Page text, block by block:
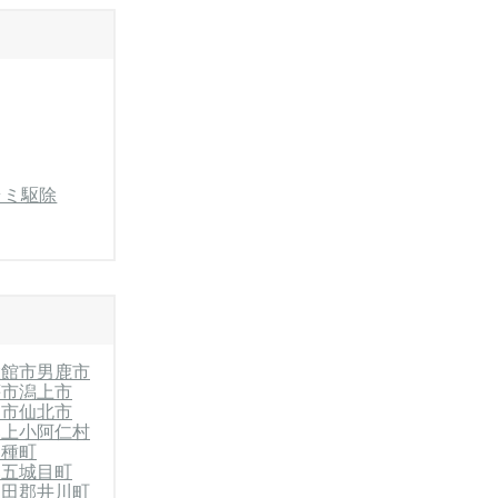
駆除
市男鹿市
潟上市
仙北市
小阿仁村
町
城目町
郡井川町